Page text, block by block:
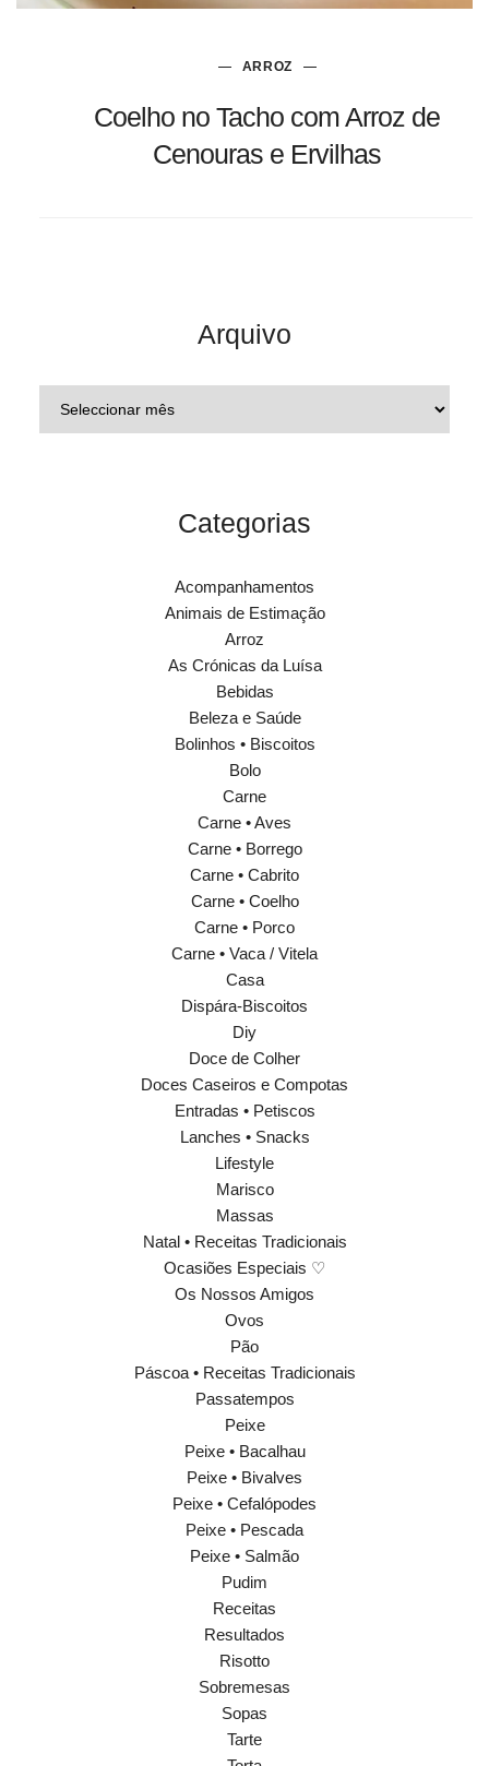
ARROZ
Coelho no Tacho com Arroz de
Cenouras e Ervilhas
Arquivo
Categorias
Acompanhamentos
Animais de Estimação
Arroz
As Crónicas da Luísa
Bebidas
Beleza e Saúde
Bolinhos • Biscoitos
Bolo
Carne
Carne • Aves
Carne • Borrego
Carne • Cabrito
Carne • Coelho
Carne • Porco
Carne • Vaca / Vitela
Casa
Dispára-Biscoitos
Diy
Doce de Colher
Doces Caseiros e Compotas
Entradas • Petiscos
Lanches • Snacks
Lifestyle
Marisco
Massas
Natal • Receitas Tradicionais
Ocasiões Especiais ♡
Os Nossos Amigos
Ovos
Pão
Páscoa • Receitas Tradicionais
Passatempos
Peixe
Peixe • Bacalhau
Peixe • Bivalves
Peixe • Cefalópodes
Peixe • Pescada
Peixe • Salmão
Pudim
Receitas
Resultados
Risotto
Sobremesas
Sopas
Tarte